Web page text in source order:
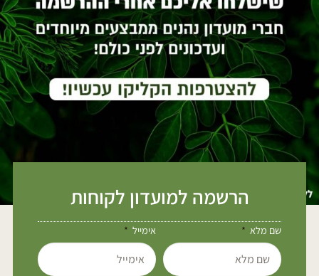
הרשמה למועדון לקוחות
שם מלא אימייל